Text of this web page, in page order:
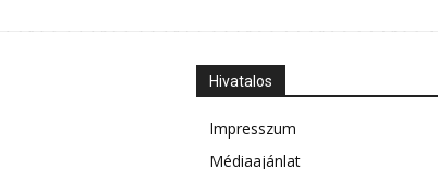
Hivatalos
Impresszum
Médiaajánlat